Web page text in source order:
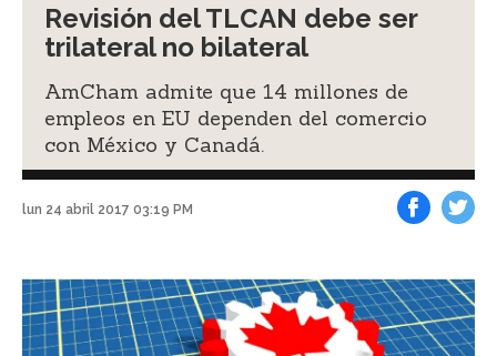
Revisión del TLCAN debe ser
trilateral no bilateral
AmCham admite que 14 millones de
empleos en EU dependen del comercio
con México y Canadá.
lun 24 abril 2017 03:19 PM